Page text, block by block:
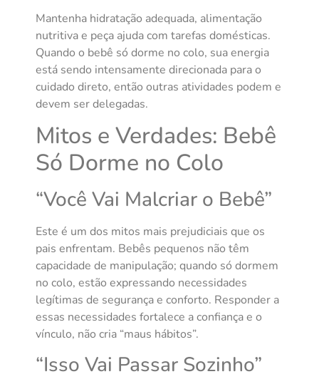
Mantenha hidratação adequada, alimentação
nutritiva e peça ajuda com tarefas domésticas.
Quando o bebê só dorme no colo, sua energia
está sendo intensamente direcionada para o
cuidado direto, então outras atividades podem e
devem ser delegadas.
Mitos e Verdades: Bebê
Só Dorme no Colo
“Você Vai Malcriar o Bebê”
Este é um dos mitos mais prejudiciais que os
pais enfrentam. Bebês pequenos não têm
capacidade de manipulação; quando só dormem
no colo, estão expressando necessidades
legítimas de segurança e conforto. Responder a
essas necessidades fortalece a confiança e o
vínculo, não cria “maus hábitos”.
“Isso Vai Passar Sozinho”